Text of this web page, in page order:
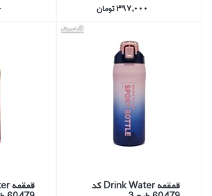
397,000 تومان
قمقمه Drink Water كد